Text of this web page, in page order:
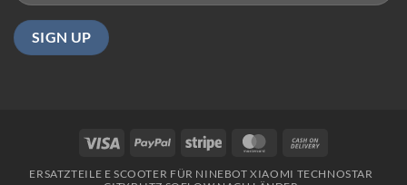
Visa PayPal Stripe MasterCard
ERSATZTEILE E SCOOTER FÜR NINEBOT XIAOMI TECHNOSTAR